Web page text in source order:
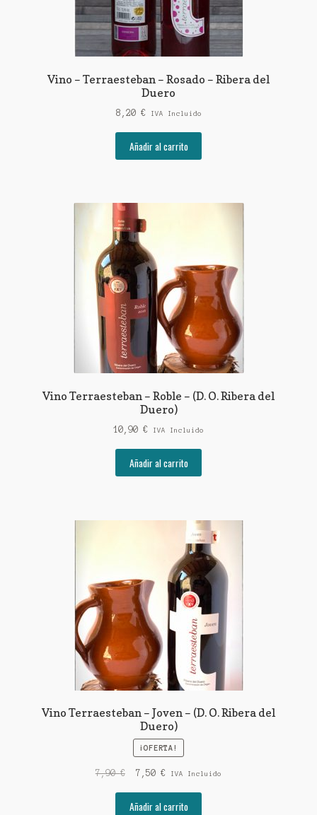
Vino – Terraesteban – Rosado – Ribera del
Duero
8,20 € IVA Incluido
Añadir al carrito
Vino Terraesteban – Roble – (D. O. Ribera del
Duero)
10,90 € IVA Incluido
Añadir al carrito
Vino Terraesteban – Joven – (D. O. Ribera del
Duero)
¡OFERTA!
7,90€
El
original
7,50€ El
actual
IVA Incluido
Añadir al carrito